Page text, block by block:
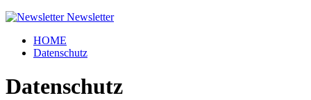
Newsletter
HOME
Datenschutz
Datenschutz